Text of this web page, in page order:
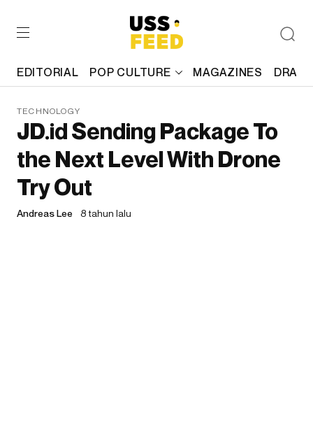
EDITORIAL POP CULTURE MAGAZINES
TECHNOLOGY
JD.id Sending Package To
the Next Level With Drone
Try Out
Andreas Lee 8 tahun lalu